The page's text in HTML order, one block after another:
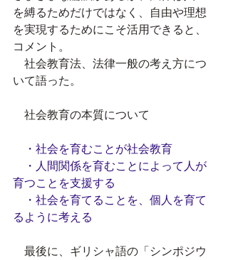
を縛るためだけではなく、自由や理想
を実現するためにこそ活用できると、
コメント。
社会教育法、法律一般の考え方につ
いて語った。
社会教育の本質について
・社会を育むことが社会教育
・人間関係を育むことによって人が
育つことを支援する
・社会を育てることを、個人を育て
るように考える
最後に、ギリシャ語の「シンポジウ